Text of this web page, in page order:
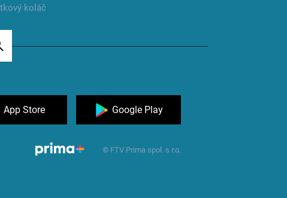
koláč
App Store Google Play
© FTV Prima spol. s r.o.